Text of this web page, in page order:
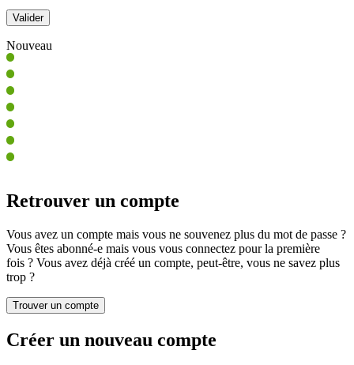
Nouveau
Retrouver un compte
Vous avez un compte mais vous ne souvenez plus du mot de passe ?
Vous êtes abonné-e mais vous vous connectez pour la première
fois ? Vous avez déjà créé un compte, peut-être, vous ne savez plus
trop ?
Créer un nouveau compte